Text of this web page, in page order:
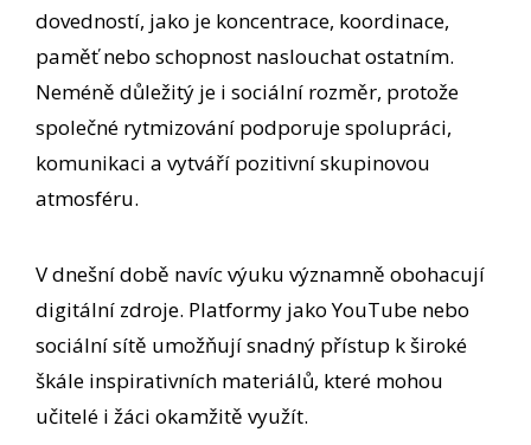
dovedností, jako je koncentrace, koordinace,
paměť nebo schopnost naslouchat ostatním.
Neméně důležitý je i sociální rozměr, protože
společné rytmizování podporuje spolupráci,
komunikaci a vytváří pozitivní skupinovou
atmosféru.
V dnešní době navíc výuku významně obohacují
digitální zdroje. Platformy jako YouTube nebo
sociální sítě umožňují snadný přístup k široké
škále inspirativních materiálů, které mohou
učitelé i žáci okamžitě využít.